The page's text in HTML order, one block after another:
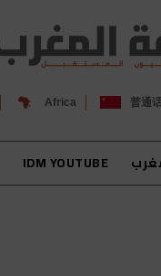
普通
Africa
IDM YOUTUBE